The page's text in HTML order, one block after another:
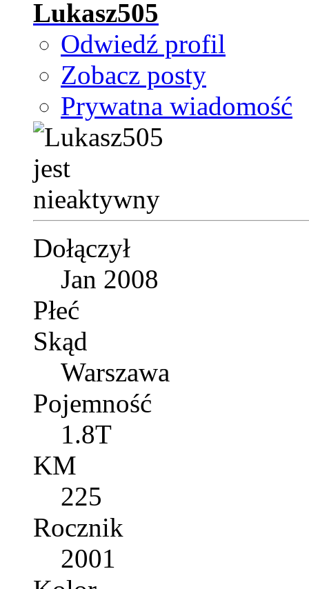
Lukasz505
Odwiedź profil
Zobacz posty
Prywatna wiadomość
Dołączył
Jan 2008
Płeć
Skąd
Warszawa
Pojemność
1.8T
KM
225
Rocznik
2001